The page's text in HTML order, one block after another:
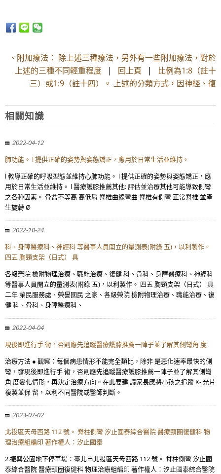
、附加療法： 除上述三種療法，另外有一些附加療法，對於
上述的三種不同輕重程度 | 回上頁 | 比例為1:8（註十
三）或1:9（註十四）。 上述的分類方式，因神經、復
相關知識
2022-04-12
肺功能。 l 提供正確的姿勢與姿態矯正，應用於日常生活並維持。
l 教導正確的呼吸型態並維持心肺功能。 l 提供正確的姿勢與姿態矯正，應
用於日常生活並維持。 l 醫療護膝推薦其他: 評估並治療其他可能導致側彎
之各種因素。 骨盆不等高 高低肩 脊椎曲線彎曲 脊椎有側彎 正常脊椎 並產
生旋轉 Ø
2022-10-24
科、身障醫療科、神經科 等醫事人員開立的量測表(附錄 五)，以利製作。
四五 胸頸支架（日式） 具
各級榮院 檢附物理治療、職能治療、復健 科、骨科、身障醫療科、神經科
等醫事人員開立的量測表(附錄 五)，以利製作。 四五 胸頸支架（日式） 具
二年 榮民服務處、榮譽國民 之家、各級榮院 檢附物理治療、職能治療、復
健 科、骨科、身障醫療科、
2022-04-04
現後即進行手 術，否則應先追蹤醫療護膝推薦一陣子並了解其側彎角 度
治療方法 ● 觀察：每個病患情形不能完全類比，除非 是惡化速率最快的側
彎，發現後即進行手 術，否則應先追蹤醫療護膝推薦一陣子並了解其側彎
角 度變化情形，再決定治療方向。在此要建 議家長應將小孩之追蹤 X- 光片
複製並保 留，以利不同醫院或醫師判斷。
2023-07-02
北投區天母西路 112 號。 脊柱側彎 汐止國泰綜合醫院 醫療頸圈復健科 物
理治療組編印 著作權人：汐止國泰
2.振興公園地下停車場：臺北市北投區天母西路 112 號。 脊柱側彎 汐止國
泰綜合醫院 醫療頸圈復健科 物理治療組編印 著作權人：汐止國泰綜合醫院